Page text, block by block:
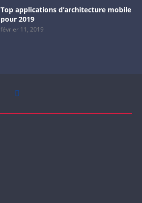
Top applications d’architecture mobile
pour 2019
février 11, 2019